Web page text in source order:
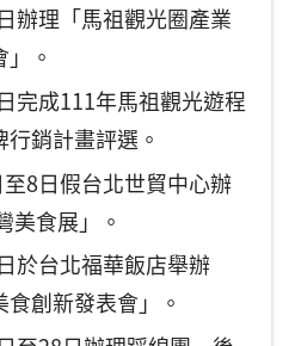
辦理「馬祖觀光圈產業
。
完成111年馬祖觀光遊程
銷計畫評選。
8日假台北世貿中心辦
美食展」。
於台北福華飯店舉辦
食創新發表會」。